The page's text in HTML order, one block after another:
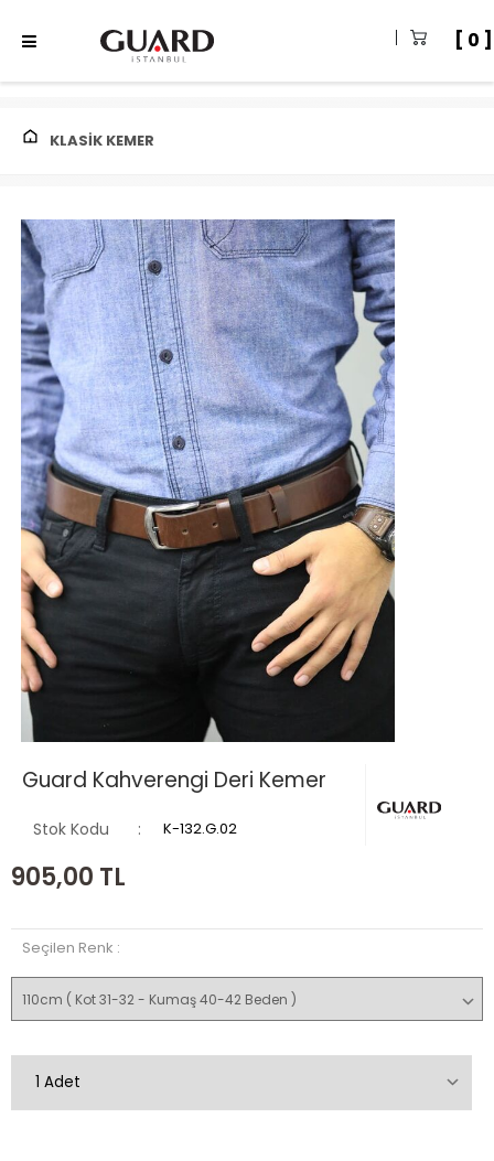
0
KLASIK KEMER
Guard Kahverengi Deri Kemer
Stok Kodu K-132.G.02
905,00 TL
Seçilen Renk :